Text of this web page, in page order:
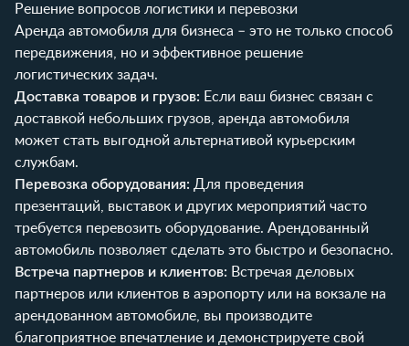
Решение вопросов логистики и перевозки
Аренда автомобиля для бизнеса – это не только способ
передвижения, но и эффективное решение
логистических задач.
Доставка товаров и грузов: Если ваш бизнес связан с
доставкой небольших грузов, аренда автомобиля
может стать выгодной альтернативой курьерским
службам.
Перевозка оборудования: Для проведения
презентаций, выставок и других мероприятий часто
требуется перевозить оборудование. Арендованный
автомобиль позволяет сделать это быстро и безопасно.
Встреча партнеров и клиентов: Встречая деловых
партнеров или клиентов в аэропорту или на вокзале на
арендованном автомобиле, вы производите
благоприятное впечатление и демонстрируете свой